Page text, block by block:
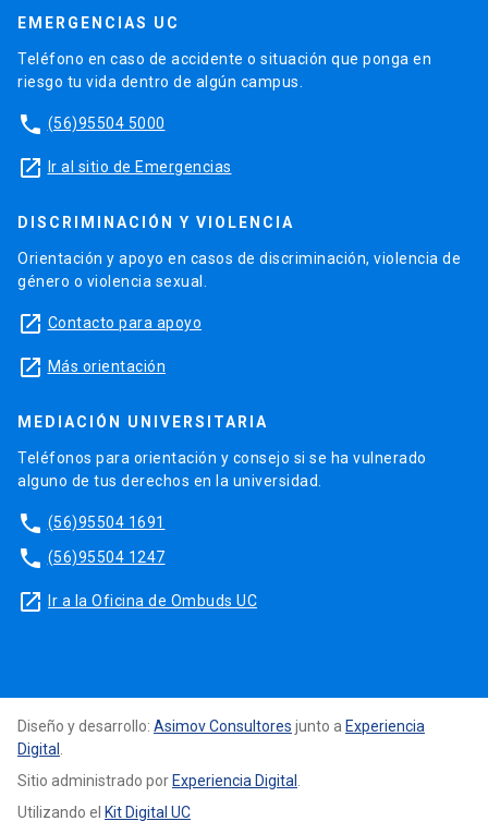
EMERGENCIAS UC
Teléfono en caso de accidente o situación que ponga en
riesgo tu vida dentro de algún campus.
phone (56)95504 5000
launch Ir al sitio de Emergencias
DISCRIMINACIÓN Y VIOLENCIA
Orientación y apoyo en casos de discriminación, violencia de
género o violencia sexual.
launch Contacto para apoyo
launch Más orientación
MEDIACIÓN UNIVERSITARIA
Teléfonos para orientación y consejo si se ha vulnerado
alguno de tus derechos en la universidad.
phone (56)95504 1691
phone (56)95504 1247
launch Ir a la Oficina de Ombuds UC
Diseño y desarrollo: Asimov Consultores junto a Experiencia
Digital
Sitio administrado por Experiencia Digital
Utilizando el Kit Digital UC